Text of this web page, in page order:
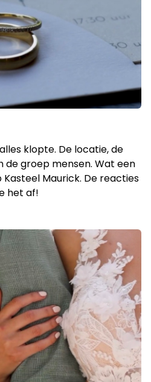
klopte. De locatie, de
de groep mensen. Wat een
Maurick. De reacties
het af!